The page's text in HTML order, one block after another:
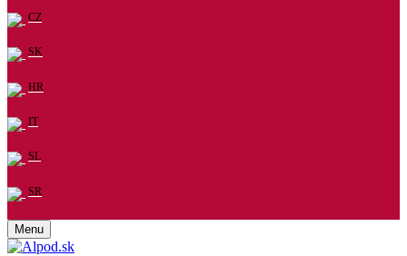
CZ
SK
HR
IT
SL
SR
Menu